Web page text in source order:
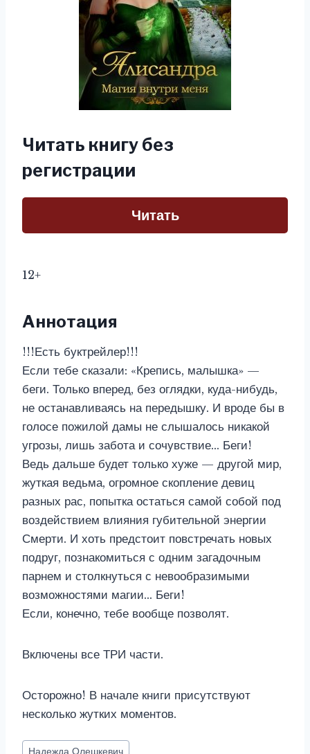
Читать книгу без
регистрации
Читать
12+
Аннотация
!!!Есть буктрейлер!!!
Если тебе сказали: «Крепись, малышка» —
беги. Только вперед, без оглядки, куда-нибудь,
не останавливаясь на передышку. И вроде бы в
голосе пожилой дамы не слышалось никакой
угрозы, лишь забота и сочувствие… Беги!
Ведь дальше будет только хуже — другой мир,
жуткая ведьма, огромное скопление девиц
разных рас, попытка остаться самой собой под
воздействием влияния губительной энергии
Смерти. И хоть предстоит повстречать новых
подруг, познакомиться с одним загадочным
парнем и столкнуться с невообразимыми
возможностями магии… Беги!
Если, конечно, тебе вообще позволят.
Включены все ТРИ части.
Осторожно! В начале книги присутствуют
несколько жутких моментов.
Метки